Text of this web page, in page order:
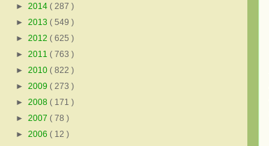
► 2014 ( 287 )
► 2013 ( 549 )
► 2012 ( 625 )
► 2011 ( 763 )
► 2010 ( 822 )
► 2009 ( 273 )
► 2008 ( 171 )
► 2007 ( 78 )
► 2006 ( 12 )